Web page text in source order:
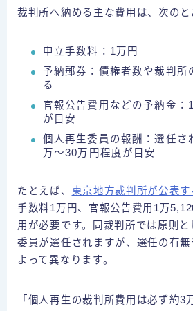
裁判所へ納める主な費用は、次のと
申立手数料：1万円
予納郵券：債権者数や裁判所
る
官報公告費用などの予納金：
が目安
個人再生委員の報酬：選任さ
万〜30万円程度が目安
たとえば、 東京地方裁判所が公表す
手数料1万円、官報公告費用1万
用が必要です。同裁判所では原則
委員が選任されますが、選任の有
よって異なります。
「個人再生の裁判所費用は必ず約3